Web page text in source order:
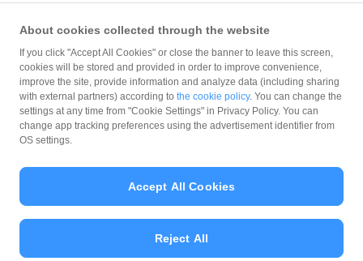
ウェブサイト利用規約
反社会的勢力に対する方針
勧誘方針
マネロン等基本方針
About cookies collected through the website
If you click "Accept All Cookies" or close the banner to leave this screen,
cookies will be stored and provided in order to improve convenience,
improve the site, provide information and analyze data (including sharing
with external partners) according to the cookie policy. You can change the
settings at any time from "Cookie Settings" in Privacy Policy. You can
change app tracking preferences using the advertisement identifier from
OS settings.
Reject All
Accept All Cookies